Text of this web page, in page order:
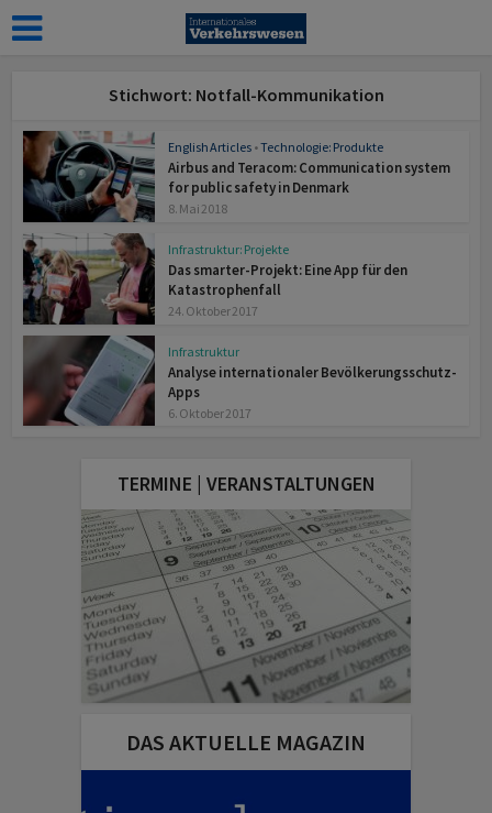
Stichwort: Notfall-Kommunikation
English Articles •Technologie: Produkte
Airbus and Teracom: Communication system
for public safety in Denmark
8. Mai 2018
Infrastruktur: Projekte
Das smarter-Projekt: Eine App für den
Katastrophenfall
24. Oktober 2017
Infrastruktur
Analyse internationaler Bevölkerungsschutz-
Apps
6. Oktober 2017
TERMINE | VERANSTALTUNGEN
DAS AKTUELLE MAGAZIN